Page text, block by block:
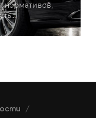
нормативов,